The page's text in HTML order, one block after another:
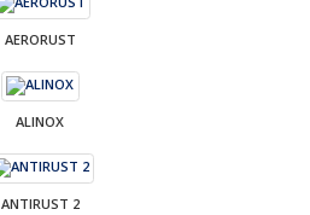
AERORUST
ALINOX
ANTIRUST 2